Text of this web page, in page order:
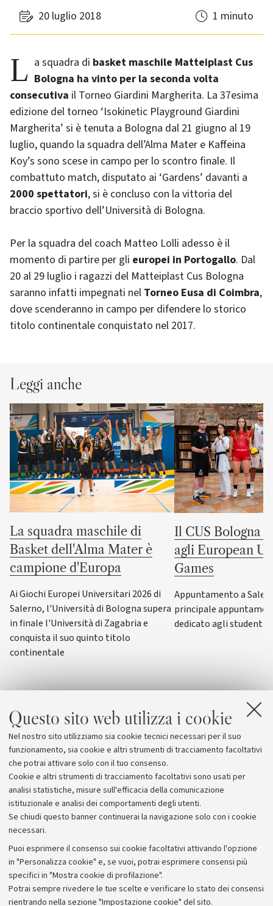
Questo sito web utilizza i cookie
Nel nostro sito utilizziamo sia cookie tecnici necessari per il suo
funzionamento, sia cookie e altri strumenti di tracciamento facoltativi
che potrai attivare solo con il tuo consenso.
Cookie e altri strumenti di tracciamento facoltativi sono usati per
analisi statistiche, misure sull'efficacia della comunicazione
istituzionale e analisi dei comportamenti degli utenti.
Se chiudi questo banner continuerai la navigazione solo con i cookie
necessari.
Puoi esprimere il consenso sui cookie facoltativi attivando l'opzione
in "Personalizza cookie" e, se vuoi, potrai esprimere consensi più
specifici in "Mostra cookie di profilazione".
Potrai sempre rivedere le tue scelte e verificare lo stato dei consensi
rientrando nella sezione "Impostazione cookie" del sito.
20 luglio 2018 1 minuto
La squadra di basket maschile Matteiplast Cus
Bologna ha vinto per la seconda volta
consecutiva il Torneo Giardini Margherita. La 37esima
edizione del torneo ‘Isokinetic Playground Giardini
Margherita’ si è tenuta a Bologna dal 21 giugno al 19
luglio, quando la squadra dell’Alma Mater e Kaffeina
Koy’s sono scese in campo per lo scontro finale. Il
combattuto match, disputato ai ‘Gardens’ davanti a
2000 spettatori, si è concluso con la vittoria del
braccio sportivo dell’Università di Bologna.
Per la squadra del coach Matteo Lolli adesso è il
momento di partire per gli europei in Portogallo. Dal
20 al 29 luglio i ragazzi del Matteiplast Cus Bologna
saranno infatti impegnati nel Torneo Eusa di Coimbra,
dove scenderanno in campo per difendere lo storico
titolo continentale conquistato nel 2017.
Leggi anche
La squadra maschile di
Basket dell'Alma Mater è
campione d'Europa
Ai Giochi Europei Universitari 2026 di
Salerno, l'Università di Bologna supera
in finale l'Università di Zagabria e
conquista il suo quinto titolo
continentale
Il CUS Bologna
agli European
Games
Appuntamento a
principale
dedicato agli
Archivio
Comunicati stampa
Redazione